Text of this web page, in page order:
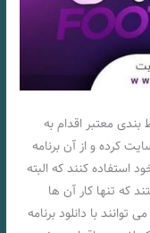
معتبر اقدام به
کرده و از آن برنامه
استفاده کنند که البته
که تنها کار آن ها
با دانلود برنامه